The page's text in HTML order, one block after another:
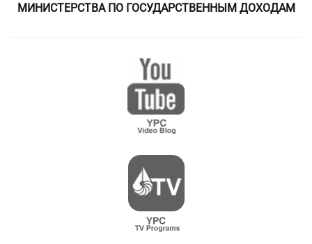
МИНИСТЕРСТВА ПО ГОСУДАРСТВЕННЫМ ДОХОДАМ